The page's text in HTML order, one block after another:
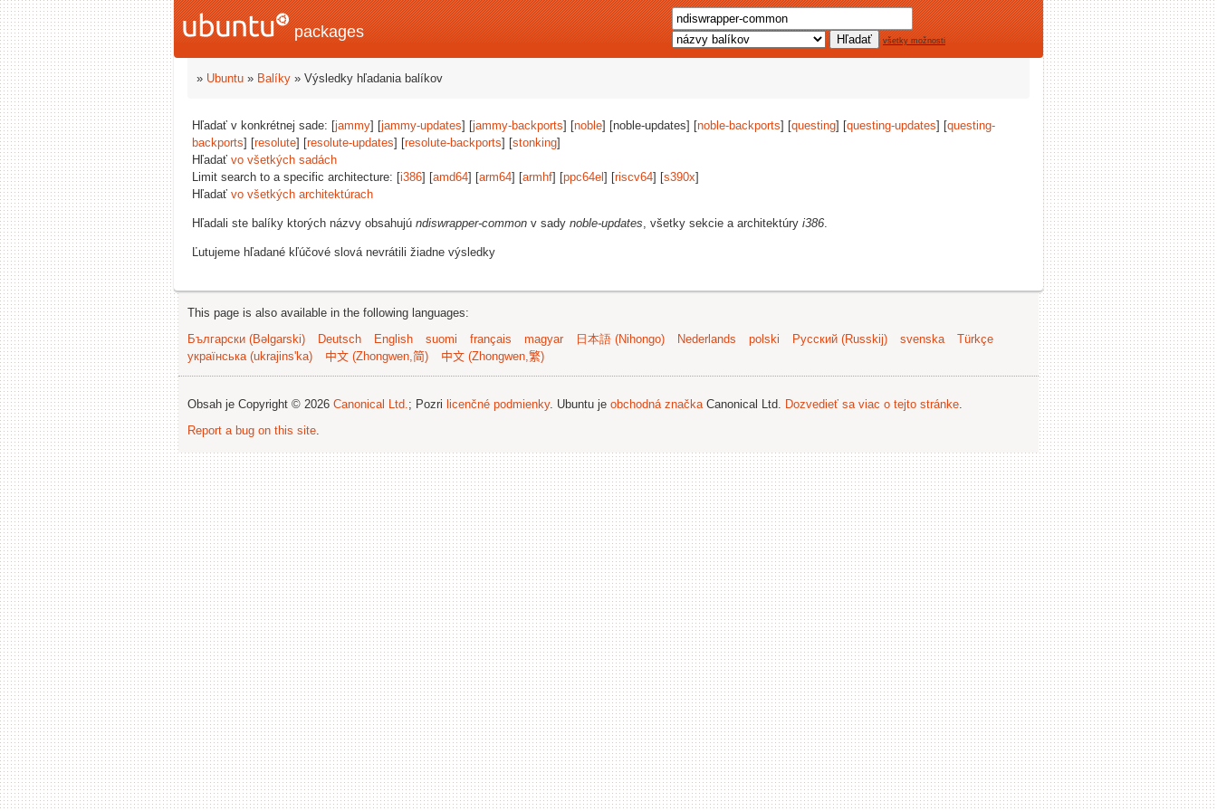
packages všetky možnosti
» Ubuntu » Balíky » Výsledky hľadania balíkov
Hľadať v konkrétnej sade: [jammy] [jammy-updates] [jammy-backports] [noble] [noble-updates] [noble-backports] [questing] [questing-updates] [questing-
backports] [resolute] [resolute-updates] [resolute-backports] [stonking]
Hľadať vo všetkých sadách
Limit search to a specific architecture: [i386] [amd64] [arm64] [armhf] [ppc64el ] [riscv64] [s390x]
Hľadať vo všetkých architektúrach
Hľadali ste balíky ktorých názvy obsahujú ndiswrapper-common v sady noble-updates, všetky sekcie a architektúry i386.
Ľutujeme hľadané kľúčové slová nevrátili žiadne výsledky
This page is also available in the following languages:
Български (Bəlgarski)
Deutsch English suomi français magyar 日本語 (Nihongo) Nederlands polski Русский (Russkij) svenska
Türkçe
українська (ukrajins'ka)
中文 (Zhongwen,简) 中文 (Zhongwen,繁)
Obsah je Copyright © 2026 Canonical Ltd.; Pozri licenčné podmienky. Ubuntu je obchodná značkaCanonical Ltd. Dozvedieť sa viac o tejto stránke.
Report a bug on this site.